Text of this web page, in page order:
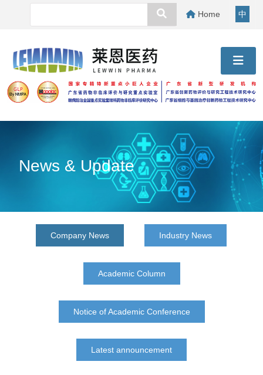
Home 中
News & Update
Company News Industry News
Academic Column
Notice of Academic Conference
Latest announcement